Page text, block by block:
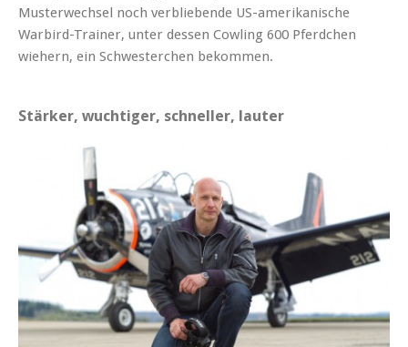
Musterwechsel noch verbliebende US-amerikanische
Warbird-Trainer, unter dessen Cowling 600 Pferdchen
wiehern, ein Schwesterchen bekommen.
Stärker, wuchtiger, schneller, lauter